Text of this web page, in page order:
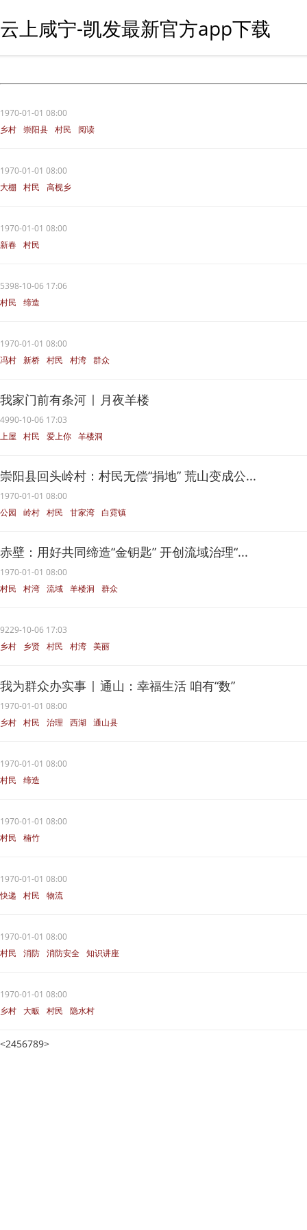
云上咸宁-凯发最新官方app下载
1970-01-01 08:00
乡村 崇阳县 村民 阅读
1970-01-01 08:00
大棚 村民 高枧乡
1970-01-01 08:00
新春 村民
5398-10-06 17:06
村民
缔造
1970-01-01 08:00
冯村 新桥 村民 村湾 群众
我家门前有条河 | 月夜羊楼
4990-10-06 17:03
上屋
村民 爱上你 羊楼洞
崇阳县回头岭村：村民无偿“捐地” 荒山变成公...
1970-01-01 08:00
公园
岭村 村民 甘家湾 白霓镇
赤壁：用好共同缔造“金钥匙” 开创流域治理“...
1970-01-01 08:00
村民
村湾 流域 羊楼洞 群众
9229-10-06 17:03
乡村
乡贤 村民 村湾 美丽
我为群众办实事 | 通山：幸福生活 咱有“数”
1970-01-01 08:00
乡村 村民 治理 西湖 通山县
1970-01-01 08:00
村民
缔造
1970-01-01 08:00
村民
楠竹
1970-01-01 08:00
快递
村民 物流
1970-01-01 08:00
村民
消防 消防安全 知识讲座
1970-01-01 08:00
乡村 大畈 村民 隐水村
<2456789>